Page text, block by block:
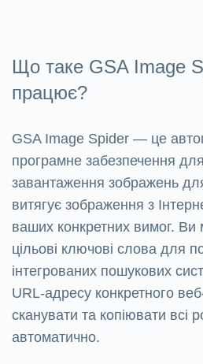
Що таке GSA Image
працює?
GSA Image Spider — це
програмне забезпечення
завантаження зображень
витягує зображення з
ваших конкретних вимог. Ви
цільові ключові слова для
інтегрованих пошукових
URL-адресу конкретного
сканувати та копіювати всі
автоматично.